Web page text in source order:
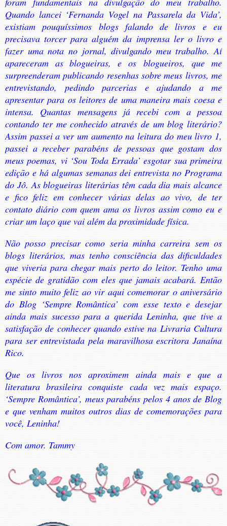
Quando lancei ‘Fernanda Vogel na Passarela da Vida’,
existiam pouquíssimos blogs falando de livros e eu
precisava torcer para alguém da imprensa ler o livro e
fazer uma nota no jornal, divulgando meu trabalho. Aí
apareceram as blogueiras, e os blogueiros, que me
surpreenderam publicando resenhas sobre meus livros, me
entrevistando, pedindo parcerias e ajudando a me
apresentar para os leitores de uma maneira mais coesa e
intensa. Quantas mensagens já recebi com a pessoa
contando ter me conhecido através de um blog literário?
Assim passei a ver um aumento na leitura do meu livro 1,
passei a receber parabéns de pessoas que gostam dos
meus poemas, vi ‘Sou Toda Errada’ esgotar sua primeira
edição e há algumas semanas dei entrevista no Programa
do Jô. As blogueiras literárias têm cada dia mais alcance
e fico feliz em conhecer várias delas ao vivo, de ter
contato diário com quem ama os livros assim como eu e
criar um laço que vai além da proximidade física.
Não posso precisar como seria minha carreira sem os
blogs literários, mas tenho consciência das dificuldades
que viveria para chegar mais perto do leitor. Tenho uma
espécie de gratidão com eles que jamais acabará. Então
me sinto muito feliz ao vir aqui comemorar o aniversário
do Blog ‘Sempre Romântica’ com esse texto e desejar
ainda mais sucesso para a querida Leninha, que tive a
satisfação de conhecer quando estive na Livraria Cultura
para ser entrevistada pela maravilhosa escritora Janaína
Rico.
Que os livros nos aproximem ainda mais e que a
literatura brasileira conquiste cada vez mais espaço.
‘Sempre Romântica’, meus parabéns pelos 4 anos de Blog
e que venham muitos outros dias de comemorações para
você, Leninha!
Com amor. Tammy